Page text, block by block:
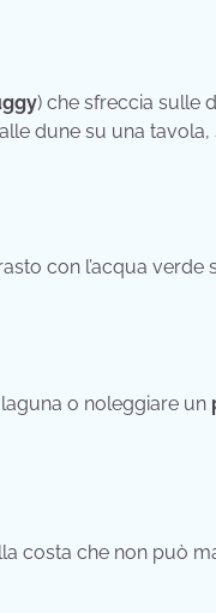
) che sfreccia sulle
dune su una tavola,
con l’acqua verde
o noleggiare un
costa che non può